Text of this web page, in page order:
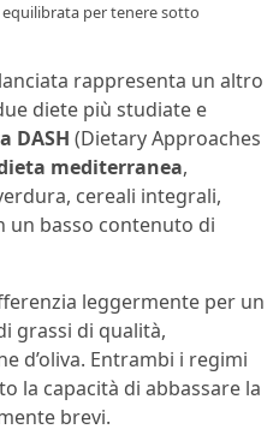
per tenere sotto
rappresenta un altro
diete più studiate e
DASH (Dietary Approaches
mediterranea,
cereali integrali,
un basso contenuto di
leggermente per un
grassi di qualità,
d’oliva. Entrambi i regimi
la capacità di abbassare la
brevi.